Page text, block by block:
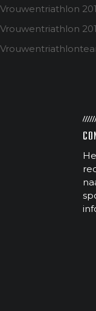
Vrouwentriathlon
Vrouwentriathlon